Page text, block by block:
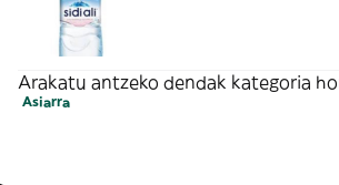
Arakatu antzeko dendak kategoria
Asiarra